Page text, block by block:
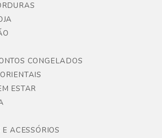
CONGELADOS
ESTAR
ACESSÓRIOS